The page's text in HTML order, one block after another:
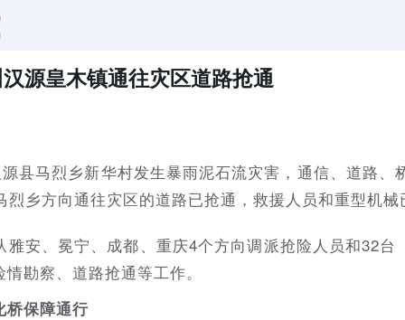
源皇木镇通往灾区道路抢通
县马烈乡新华村发生暴雨泥石流灾害，通信、道路、
乡方向通往灾区的道路已抢通，救援人员和重型机械
安、冕宁、成都、重庆4个方向调派抢险人员和32台
勘察、道路抢通等工作。
桥保障通行